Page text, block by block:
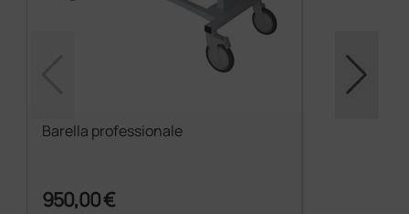
Barella professionale
950,00 €